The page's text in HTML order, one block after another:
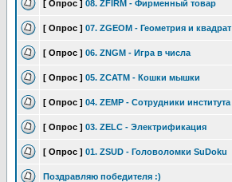
[ Опрос ] 08. ZFIRM - Фирменный товар
[ Опрос ] 07. ZGEOM - Геометрия и квадрат
[ Опрос ] 06. ZNGM - Игра в числа
[ Опрос ] 05. ZCATM - Кошки мышки
[ Опрос ] 04. ZEMP - Сотрудники института
[ Опрос ] 03. ZELC - Электрификация
[ Опрос ] 01. ZSUD - Головоломки SuDoku
Поздравляю победителя :)